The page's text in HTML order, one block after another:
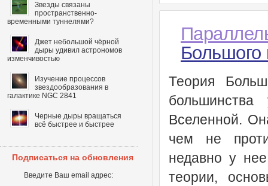
Большого
Теория
Вселенной.
чем не
недавно у
теории,
Звезды связаны
пространственно-
временными туннелями?
Джет небольшой чёрной
дыры удивил астрономов
изменчивостью
Изучение процессов
звездообразования в
галактике NGC 2841
Черные дыры вращаться
всё быстрее и быстрее
Подписаться на обновления
Введите Ваш email адрес: